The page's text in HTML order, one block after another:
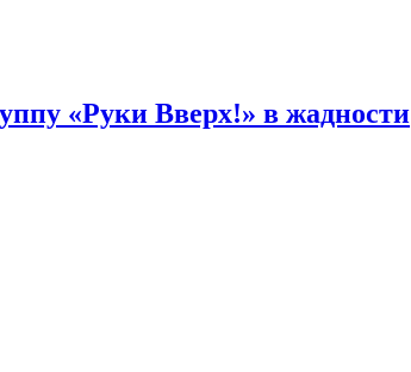
«Руки Вверх!» в жадности